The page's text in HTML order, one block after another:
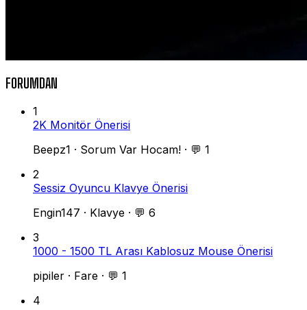
FORUMDAN
1
2K Monitör Önerisi
Beepz1 · Sorum Var Hocam! · 💬 1
2
Sessiz Oyuncu Klavye Önerisi
Engin147 · Klavye · 💬 6
3
1000 - 1500 TL Arası Kablosuz Mouse Önerisi
pipiler · Fare · 💬 1
4